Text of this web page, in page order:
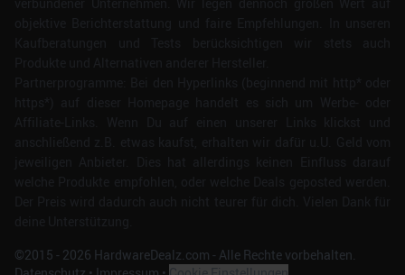
©2015 - 2026 HardwareDealz.com - Alle Rechte vorbehalten.